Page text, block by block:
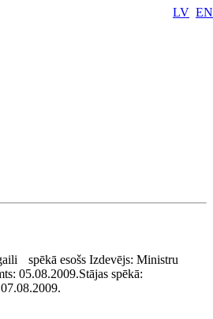
LV EN
spēkā esošs Izdevējs: Ministru
05.08.2009.Stājas spēkā: